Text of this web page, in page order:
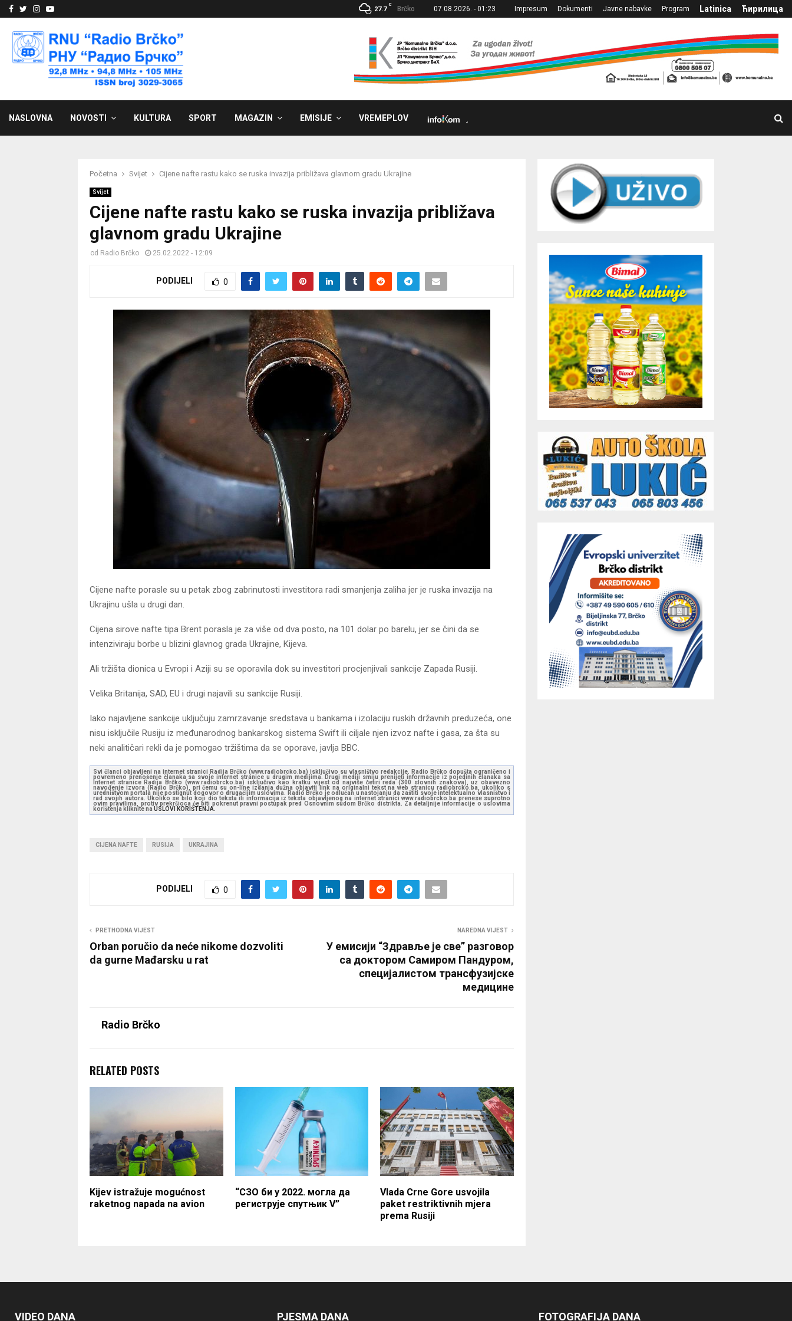
Facebook
Twitter
Instagram
Youtube 27.7
C
Brčko 07.08.2026. - 01:23 Impresum Dokumenti Javne nabavke Program Latinica Ћирилица
NASLOVNA NOVOSTI KULTURA SPORT MAGAZIN EMISIJE VREMEPLOV
Početna Svijet Cijene nafte rastu kako se ruska invazija približava glavnom gradu Ukrajine
Svijet
Cijene nafte rastu kako se ruska invazija približava
glavnom gradu Ukrajine
od Radio Brčko 25.02.2022 - 12:09
PODIJELI 0
Cijene nafte porasle su u petak zbog zabrinutosti investitora radi smanjenja zaliha jer je ruska invazija na
Ukrajinu ušla u drugi dan.
Cijena sirove nafte tipa Brent porasla je za više od dva posto, na 101 dolar po barelu, jer se čini da se
intenziviraju borbe u blizini glavnog grada Ukrajine, Kijeva.
Ali tržišta dionica u Evropi i Aziji su se oporavila dok su investitori procjenjivali sankcije Zapada Rusiji.
Velika Britanija, SAD, EU i drugi najavili su sankcije Rusiji.
Iako najavljene sankcije uključuju zamrzavanje sredstava u bankama i izolaciju ruskih državnih preduzeća, one
nisu isključile Rusiju iz međunarodnog bankarskog sistema Swift ili ciljale njen izvoz nafte i gasa, za šta su
neki analitičari rekli da je pomogao tržištima da se oporave, javlja BBC.
Svi članci objavljeni na internet stranici Radija Brčko (www.radiobrcko.ba) isključivo su vlasništvo redakcije. Radio Brčko dopušta ograničeno i
povremeno prenošenje članaka sa svoje internet stranice u drugim medijima. Drugi mediji smiju prenijeti informacije iz pojedinih članaka sa
Internet stranice Radija Brčko (www.radiobrcko.ba) isključivo kao kratku vijest od najviše četiri reda (300 slovnih znakova), uz obavezno
navođenje izvora (Radio Brčko), pri čemu su on-line izdanja dužna objaviti link na originalni tekst na web stranicu radiobrcko.ba, ukoliko s
uredništvom portala nije postignut dogovor o drugačijim uslovima. Radio Brčko je odlučan u nastojanju da zaštiti svoje intelektualno vlasništvo i
rad svojih autora. Ukoliko se bilo koji dio teksta ili informacija iz teksta objavljenog na internet stranici www.radiobrcko.ba prenese suprotno
ovim pravilima, protiv prekršioca će biti pokrenut pravni postupak pred Osnovnim sudom Brčko distrikta. Za detaljnije informacije o uslovima
korištenja kliknite na USLOVI KORIŠTENJA.
CIJENA NAFTE RUSIJA UKRAJINA
PODIJELI 0
PRETHODNA VIJEST
Orban poručio da neće nikome dozvoliti
da gurne Mađarsku u rat
NAREDNA VIJEST
У емисији “Здравље је све” разговор
са доктором Самиром Пандуром,
специјалистом трансфузијске
медицине
Radio Brčko
RELATED POSTS
Kijev istražuje mogućnost
raketnog napada na avion
“СЗО би у 2022. могла да
региструје спутњик V”
Vlada Crne Gore usvojila
paket restriktivnih mjera
prema Rusiji
VIDEO DANA PJESMA DANA FOTOGRAFIJA DANA